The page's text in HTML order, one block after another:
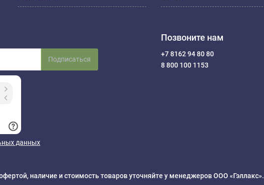
Подписаться
данных
Позвоните нам
+7 8162 94 80 80
8 800 100 1153
наличие и стоимость товаров уточняйте у менеджеров ООО «Гэллакс».